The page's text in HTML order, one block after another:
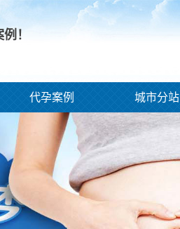
！
代孕案例 城市分站